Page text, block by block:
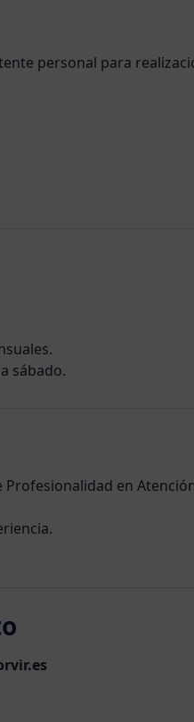
personal para
sábado.
Profesionalidad en